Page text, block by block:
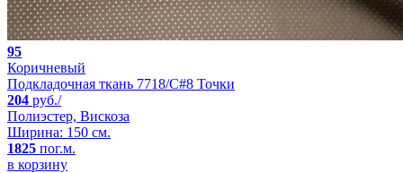
95
Коричневый
Подкладочная ткань 7718/C#8 Точки
204 руб./
Полиэстер, Вискоза
Ширина: 150 см.
1825 пог.м.
в корзину